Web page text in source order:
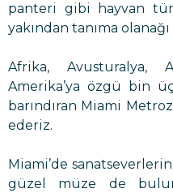
panteri gibi hayvan
yakından tanıma
Afrika, Avusturalya,
Amerika’ya özgü bin
barındıran Miami
ederiz.
Miami’de
güzel müze de